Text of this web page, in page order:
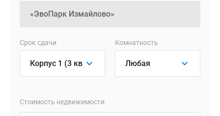
высокие
потолки.
Приобрести
недвижимость
готовой
отделкой
Срок сдачи Комнатность
Стоимость недвижимости